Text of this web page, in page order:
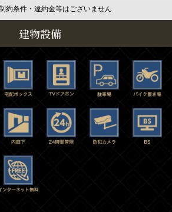
約条件・違約金等はございません
建物設備